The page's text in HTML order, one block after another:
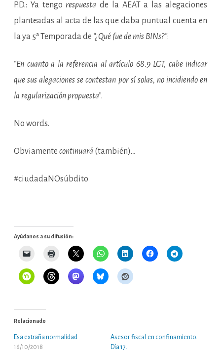
P.D.: Ya tengorespuesta de la AEAT a las alegaciones
planteadas al acta de las que daba puntual cuenta en
la ya 5ª Temporada de “¿Qué fue de mis BINs?”:
“En cuanto a la referencia al artículo 68.9 LGT, cabe indicar
que sus alegaciones se contestan por sí solas, no incidiendo en
la regularización propuesta”.
No words.
Obviamente continuará (también)…
#ciudadaNOsúbdito
Ayúdanos a su difusión:
Relacionado
Esa extraña normalidad
16/10/2018
Asesor fiscal en confinamiento.
Día 17.